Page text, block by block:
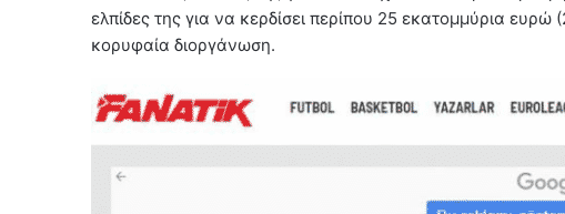
ελπίδες της για να κερδίσει περίπου 25 εκατομμύρια
κορυφαία διοργάνωση.